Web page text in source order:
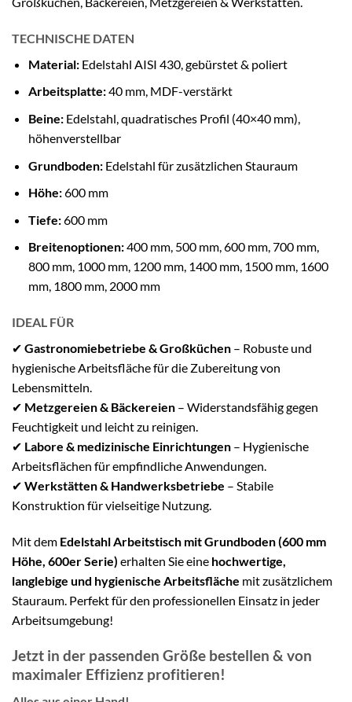
TECHNISCHE DATEN
Material:Edelstahl AISI 430, gebürstet & poliert
Arbeitsplatte:40 mm, MDF-verstärkt
Beine:Edelstahl, quadratisches Profil (40×40 mm),
höhenverstellbar
Grundboden:Edelstahl für zusätzlichen Stauraum
Höhe:600 mm
Tiefe:600 mm
Breitenoptionen:400 mm, 500 mm, 600 mm, 700 mm,
800 mm, 1000 mm, 1200 mm, 1400 mm, 1500 mm, 1600
mm, 1800 mm, 2000 mm
IDEAL FÜR
✔ Gastronomiebetriebe & Großküchen – Robuste und
hygienische Arbeitsfläche für die Zubereitung von
Lebensmitteln.
✔ Metzgereien & Bäckereien – Widerstandsfähig gegen
Feuchtigkeit und leicht zu reinigen.
✔ Labore & medizinische Einrichtungen – Hygienische
Arbeitsflächen für empfindliche Anwendungen.
✔ Werkstätten & Handwerksbetriebe – Stabile
Konstruktion für vielseitige Nutzung.
Mit dem Edelstahl Arbeitstisch mit Grundboden (600 mm
Höhe, 600er Serie) erhalten Sie eine hochwertige,
langlebige und hygienische Arbeitsfläche mit zusätzlichem
Stauraum. Perfekt für den professionellen Einsatz in jeder
Arbeitsumgebung!
Jetzt in der passenden Größe bestellen & von
maximaler Effizienz profitieren!